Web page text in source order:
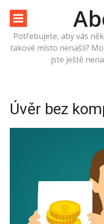
obsah
Potřebujete, aby vás
takové místo nenašli?
jste ještě
Úvěr bez